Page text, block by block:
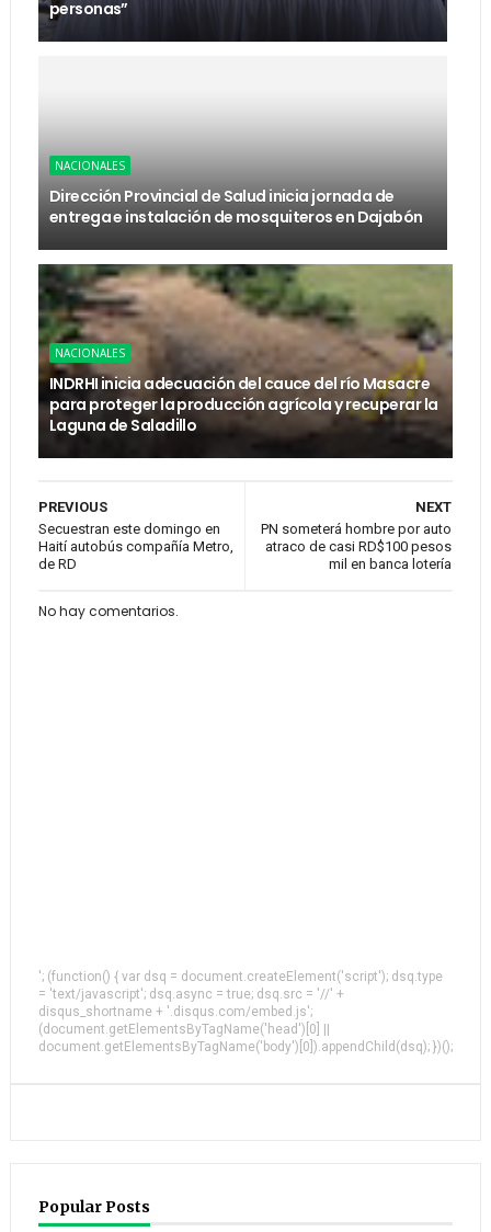
personas”
NACIONALES
Dirección Provincial de Salud inicia jornada de
entrega e instalación de mosquiteros en Dajabón
NACIONALES
INDRHI inicia adecuación del cauce del río Masacre
para proteger la producción agrícola y recuperar la
Laguna de Saladillo
NEXT
PN someterá hombre por auto
atraco de casi RD$100 pesos
mil en banca lotería
PREVIOUS
Secuestran este domingo en
Haití autobús compañía Metro,
de RD
No hay comentarios.
'; (function() { var dsq = document.createElement('script'); dsq.type
= 'text/javascript'; dsq.async = true; dsq.src = '//' +
disqus_shortname + '.disqus.com/embed.js';
(document.getElementsByTagName('head')[0] ||
document.getElementsByTagName('body')[0]).appendChild(dsq); })();
Popular Posts